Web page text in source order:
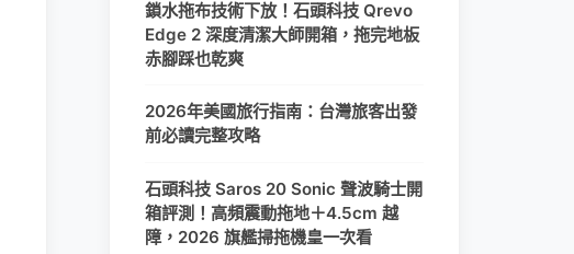
鎖水拖布技術下放！石頭科技 Qrevo
Edge 2 深度清潔大師開箱，拖完地板
赤腳踩也乾爽
2026年美國旅行指南：台灣旅客出發
前必讀完整攻略
石頭科技 Saros 20 Sonic 聲波騎士開
箱評測！高頻震動拖地＋4.5cm 越
障，2026 旗艦掃拖機皇一次看